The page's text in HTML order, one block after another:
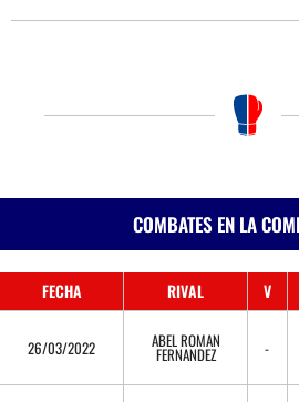
COMBATES EN LA
FECHA RIVAL V
26/03/2022 ABEL ROMAN
FERNANDEZ -